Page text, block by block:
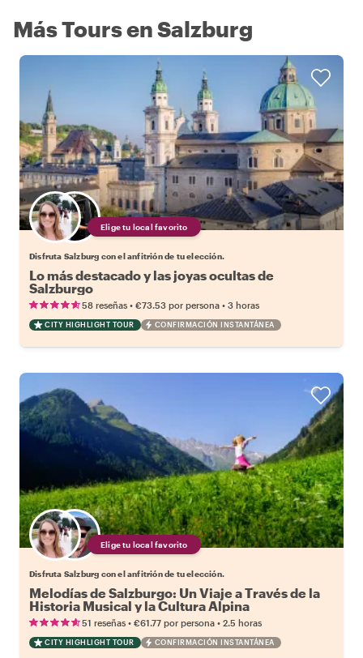
Más Tours en Salzburg
Elige tu local favorito
Disfruta Salzburg con el anfitrión de tu elección.
Lo más destacado y las joyas ocultas de
Salzburgo
58 reseñas • €73.53 por persona • 3 horas
CITY HIGHLIGHT TOUR CONFIRMACIÓN INSTANTÁNEA
Elige tu local favorito
Disfruta Salzburg con el anfitrión de tu elección.
Melodías de Salzburgo: Un Viaje a Través de la
Historia Musical y la Cultura Alpina
51 reseñas • €61.77 por persona • 2.5 horas
CITY HIGHLIGHT TOUR CONFIRMACIÓN INSTANTÁNEA